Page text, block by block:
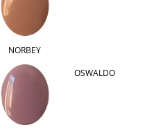
NORBEY
OSWALDO